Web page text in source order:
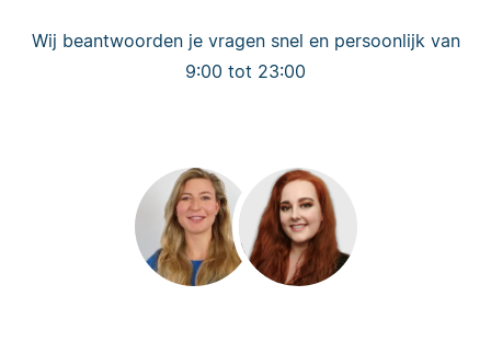
Wij beantwoorden je vragen snel en persoonlijk van
9:00 tot 23:00